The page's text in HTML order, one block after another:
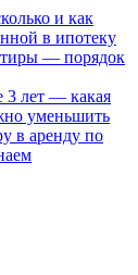
и как
в ипотеку
— порядок
3 лет — какая
уменьшить
в аренду по